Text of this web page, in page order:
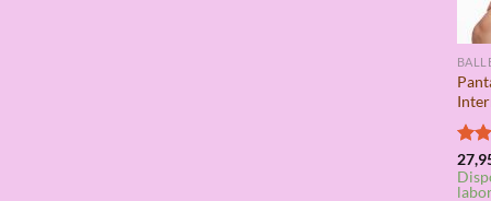
con
de 5